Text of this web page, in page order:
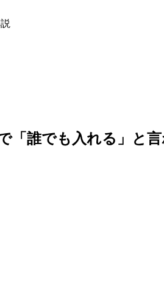
「誰でも入れる」と